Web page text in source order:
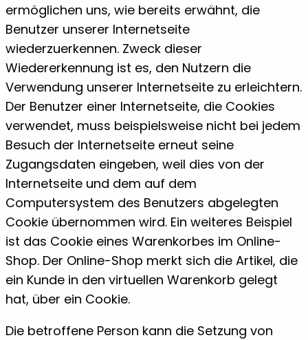
ermöglichen uns, wie bereits erwähnt, die
Benutzer unserer Internetseite
wiederzuerkennen. Zweck dieser
Wiedererkennung ist es, den Nutzern die
Verwendung unserer Internetseite zu erleichtern.
Der Benutzer einer Internetseite, die Cookies
verwendet, muss beispielsweise nicht bei jedem
Besuch der Internetseite erneut seine
Zugangsdaten eingeben, weil dies von der
Internetseite und dem auf dem
Computersystem des Benutzers abgelegten
Cookie übernommen wird. Ein weiteres Beispiel
ist das Cookie eines Warenkorbes im Online-
Shop. Der Online-Shop merkt sich die Artikel, die
ein Kunde in den virtuellen Warenkorb gelegt
hat, über ein Cookie.
Die betroffene Person kann die Setzung von